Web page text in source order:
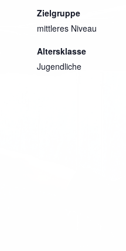
Zielgruppe
mittleres Niveau
Altersklasse
Jugendliche